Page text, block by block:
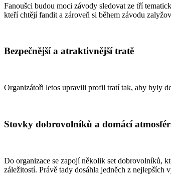
Fanoušci budou moci závody sledovat ze tří
kteří chtějí fandit a zároveň si během závodu
Bezpečnější a atraktivnější tratě
Organizátoři letos upravili profil tratí tak, aby byly
Stovky dobrovolníků a domácí
Do organizace se zapojí několik set dobrovolníků,
záležitostí. Právě tady dosáhla jedněch z nejlepších